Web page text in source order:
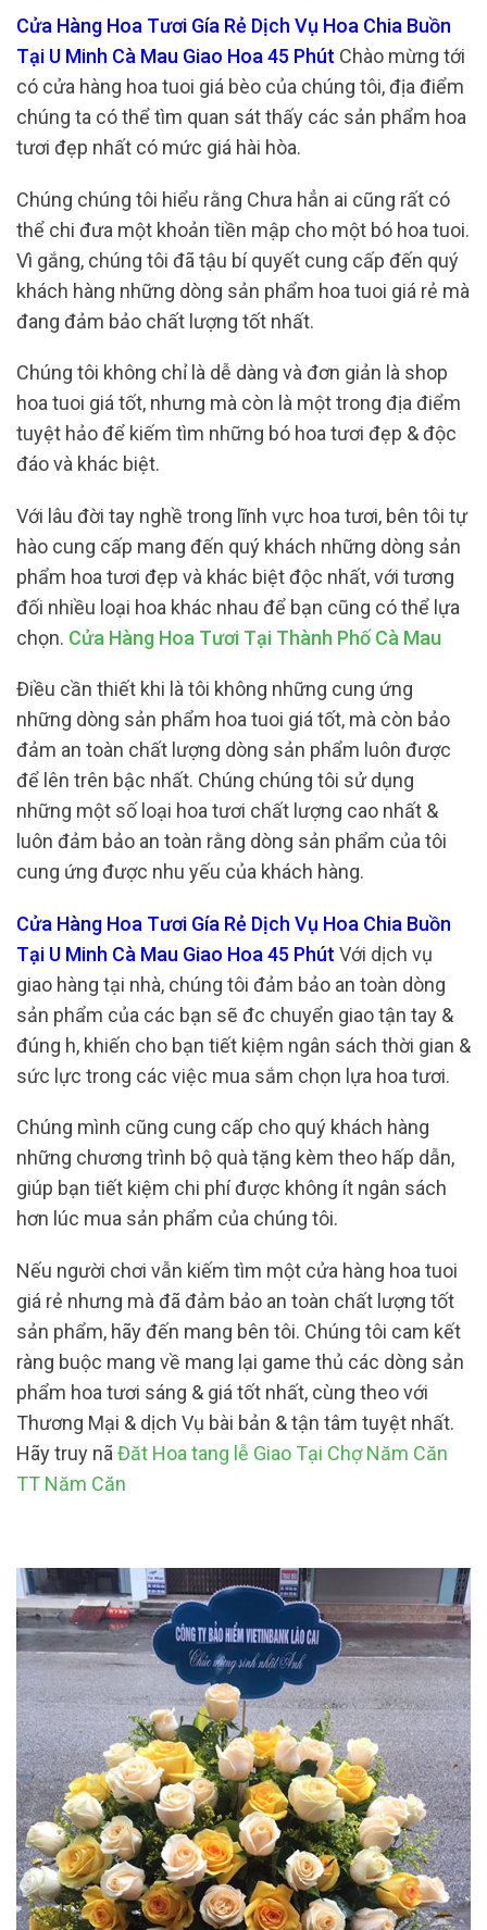
Cửa Hàng Hoa Tươi Gía Rẻ Dịch Vụ Hoa Chia Buồn
Tại U Minh Cà Mau Giao Hoa 45 Phút Chào mừng tới
có cửa hàng hoa tuoi giá bèo của chúng tôi, địa điểm
chúng ta có thể tìm quan sát thấy các sản phẩm hoa
tươi đẹp nhất có mức giá hài hòa.
Chúng chúng tôi hiểu rằng Chưa hẳn ai cũng rất có
thể chi đưa một khoản tiền mập cho một bó hoa tuoi.
Vì gắng, chúng tôi đã tậu bí quyết cung cấp đến quý
khách hàng những dòng sản phẩm hoa tuoi giá rẻ mà
đang đảm bảo chất lượng tốt nhất.
Chúng tôi không chỉ là dễ dàng và đơn giản là shop
hoa tuoi giá tốt, nhưng mà còn là một trong địa điểm
tuyệt hảo để kiếm tìm những bó hoa tươi đẹp & độc
đáo và khác biệt.
Với lâu đời tay nghề trong lĩnh vực hoa tươi, bên tôi tự
hào cung cấp mang đến quý khách những dòng sản
phẩm hoa tươi đẹp và khác biệt độc nhất, với tương
đối nhiều loại hoa khác nhau để bạn cũng có thể lựa
chọn. Cửa Hàng Hoa Tươi Tại Thành Phố Cà Mau
Điều cần thiết khi là tôi không những cung ứng
những dòng sản phẩm hoa tuoi giá tốt, mà còn bảo
đảm an toàn chất lượng dòng sản phẩm luôn được
để lên trên bậc nhất. Chúng chúng tôi sử dụng
những một số loại hoa tươi chất lượng cao nhất &
luôn đảm bảo an toàn rằng dòng sản phẩm của tôi
cung ứng được nhu yếu của khách hàng.
Cửa Hàng Hoa Tươi Gía Rẻ Dịch Vụ Hoa Chia Buồn
Tại U Minh Cà Mau Giao Hoa 45 Phút Với dịch vụ
giao hàng tại nhà, chúng tôi đảm bảo an toàn dòng
sản phẩm của các bạn sẽ đc chuyển giao tận tay &
đúng h, khiến cho bạn tiết kiệm ngân sách thời gian &
sức lực trong các việc mua sắm chọn lựa hoa tươi.
Chúng mình cũng cung cấp cho quý khách hàng
những chương trình bộ quà tặng kèm theo hấp dẫn,
giúp bạn tiết kiệm chi phí được không ít ngân sách
hơn lúc mua sản phẩm của chúng tôi.
Nếu người chơi vẫn kiếm tìm một cửa hàng hoa tuoi
giá rẻ nhưng mà đã đảm bảo an toàn chất lượng tốt
sản phẩm, hãy đến mang bên tôi. Chúng tôi cam kết
ràng buộc mang về mang lại game thủ các dòng sản
phẩm hoa tươi sáng & giá tốt nhất, cùng theo với
Thương Mại & dịch Vụ bài bản & tận tâm tuyệt nhất.
Hãy truy nã Đăt Hoa tang lễ Giao Tại Chợ Năm Căn
TT Năm Căn